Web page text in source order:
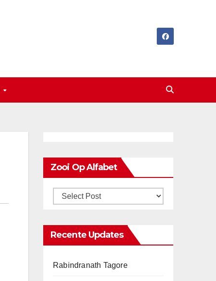
Zooi Op Alfabet
Recente Updates
Rabindranath Tagore